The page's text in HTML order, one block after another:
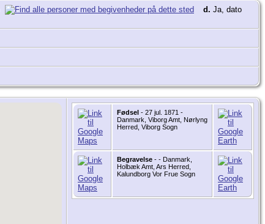
d. Ja, dato
Fødsel - 27 jul. 1871 -
Danmark, Viborg Amt, Nørlyng
Herred, Viborg Sogn
Begravelse - - Danmark,
Holbæk Amt, Ars Herred,
Kalundborg Vor Frue Sogn